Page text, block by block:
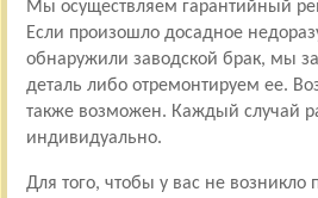
Мы осуществляем гарантийный
Если произошло досадное
обнаружили заводской брак, мы
деталь либо отремонтируем ее.
также возможен. Каждый случай
индивидуально.
Для того, чтобы у вас не